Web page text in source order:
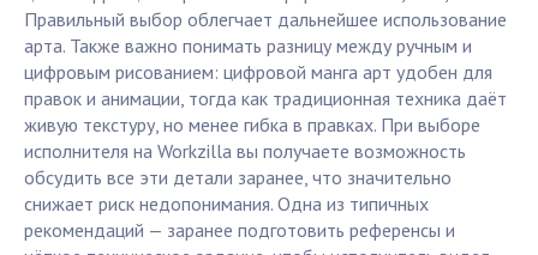
Правильный выбор облегчает дальнейшее использование
арта. Также важно понимать разницу между ручным и
цифровым рисованием: цифровой манга арт удобен для
правок и анимации, тогда как традиционная техника даёт
живую текстуру, но менее гибка в правках. При выборе
исполнителя на Workzilla вы получаете возможность
обсудить все эти детали заранее, что значительно
снижает риск недопонимания. Одна из типичных
рекомендаций — заранее подготовить референсы и